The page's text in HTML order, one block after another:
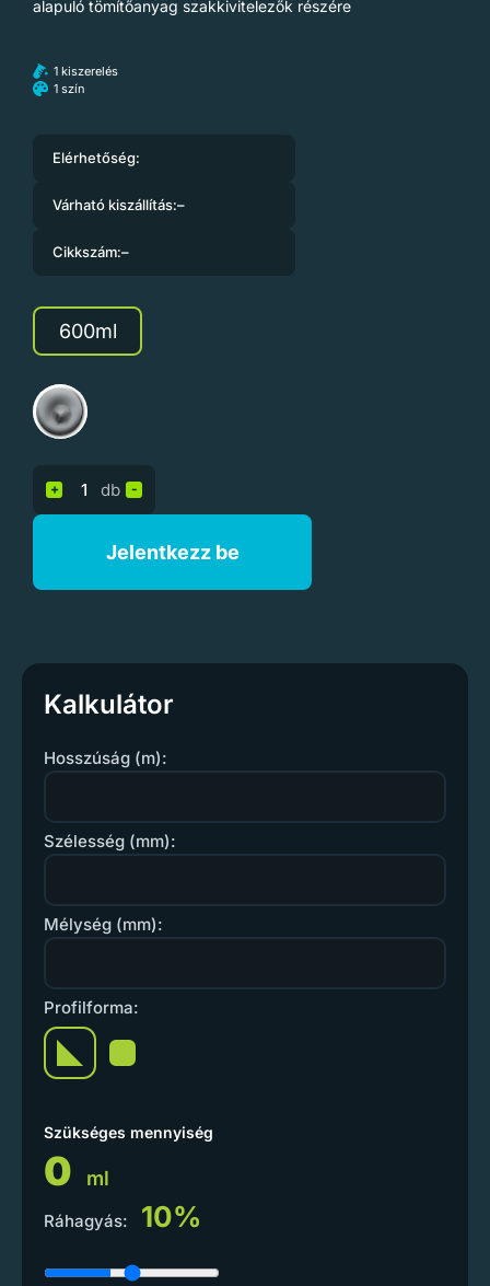
alapuló tömítőanyag szakkivitelezők részére
1 kiszerelés
1 szín
Elérhetőség:
Várható kiszállítás:–
Cikkszám:–
600ml
+ db -
Jelentkezz be
Kalkulátor
Hosszúság (m):
Szélesség (mm):
Mélység (mm):
Profilforma:
Szükséges mennyiség
0 ml
Ráhagyás: 10%